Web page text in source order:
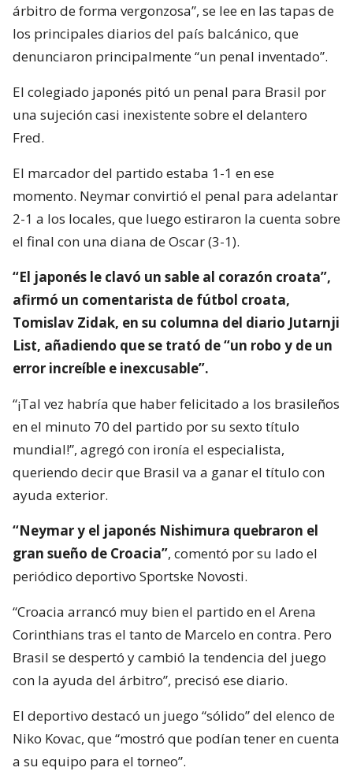
árbitro de forma vergonzosa”, se lee en las tapas de
los principales diarios del país balcánico, que
denunciaron principalmente “un penal inventado”.
El colegiado japonés pitó un penal para Brasil por
una sujeción casi inexistente sobre el delantero
Fred.
El marcador del partido estaba 1-1 en ese
momento. Neymar convirtió el penal para adelantar
2-1 a los locales, que luego estiraron la cuenta sobre
el final con una diana de Oscar (3-1).
“El japonés le clavó un sable al corazón croata”,
afirmó un comentarista de fútbol croata,
Tomislav Zidak, en su columna del diario Jutarnji
List, añadiendo que se trató de “un robo y de un
error increíble e inexcusable”.
“¡Tal vez habría que haber felicitado a los brasileños
en el minuto 70 del partido por su sexto título
mundial!”, agregó con ironía el especialista,
queriendo decir que Brasil va a ganar el título con
ayuda exterior.
“Neymar y el japonés Nishimura quebraron el
gran sueño de Croacia”, comentó por su lado el
periódico deportivo Sportske Novosti.
“Croacia arrancó muy bien el partido en el Arena
Corinthians tras el tanto de Marcelo en contra. Pero
Brasil se despertó y cambió la tendencia del juego
con la ayuda del árbitro”, precisó ese diario.
El deportivo destacó un juego “sólido” del elenco de
Niko Kovac, que “mostró que podían tener en cuenta
a su equipo para el torneo”.